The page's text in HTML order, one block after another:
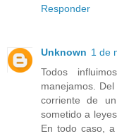
Responder
Unknown 1 de
Todos
manejamos.
corriente de
sometido a
En todo caso,